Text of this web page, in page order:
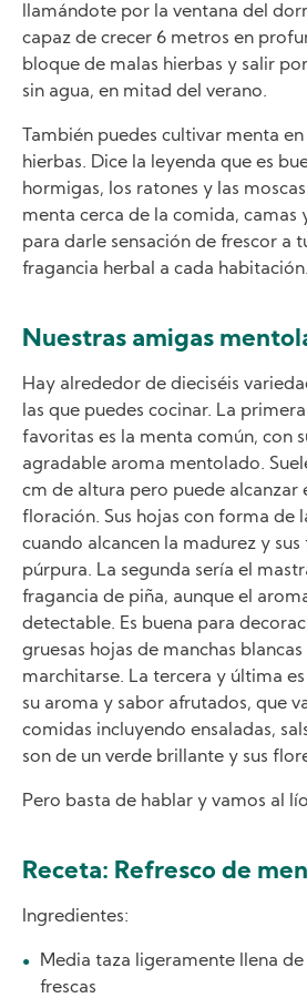
llamándote por la ventana del
capaz de crecer 6 metros en
bloque de malas hierbas y salir
sin agua, en mitad del verano.
También puedes cultivar menta
hierbas. Dice la leyenda que es
hormigas, los ratones y las
menta cerca de la comida, camas
para darle sensación de frescor a
fragancia herbal a cada habitación.
Nuestras amigas
Hay alrededor de dieciséis
las que puedes cocinar. La
favoritas es la menta común, con
agradable aroma mentolado.
cm de altura pero puede alcanzar
floración. Sus hojas con forma de
cuando alcancen la madurez y
púrpura. La segunda sería el
fragancia de piña, aunque el
detectable. Es buena para
gruesas hojas de manchas
marchitarse. La tercera y última
su aroma y sabor afrutados, que
comidas incluyendo ensaladas,
son de un verde brillante y sus
Pero basta de hablar y vamos al
Receta: Refresco de
Ingredientes:
Media taza ligeramente llena
frescas